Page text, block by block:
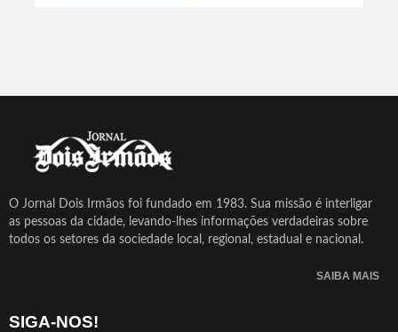
O Jornal Dois Irmãos foi fundado em 1983. Sua missão é interligar
as pessoas da cidade, levando-lhes informações verdadeiras sobre
todos os setores da sociedade local, regional, estadual e nacional.
SAIBA MAIS
SIGA-NOS!